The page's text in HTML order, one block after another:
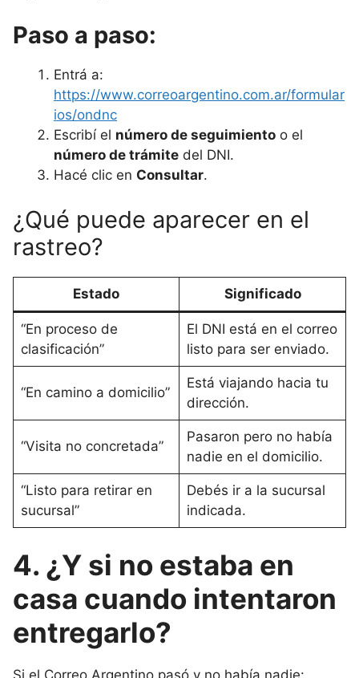
Paso a paso:
Entrá a:
https://www.correoargentino.com.ar/formular
ios/ondnc
Escribí el número de seguimiento o el
número de trámite del DNI.
Hacé clic en Consultar.
¿Qué puede aparecer en el
rastreo?
Estado Significado
“En proceso de
clasificación”
El DNI está en el correo
listo para ser enviado.
“En camino a domicilio”
Está viajando hacia tu
dirección.
“Visita no concretada”
Pasaron pero no había
nadie en el domicilio.
“Listo para retirar en
sucursal”
Debés ir a la sucursal
indicada.
4. ¿Y si no estaba en
casa cuando intentaron
entregarlo?
Si el Correo Argentino pasó y no había nadie: